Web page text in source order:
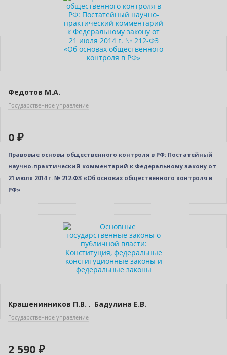
Федотов М.А.
Государственное управление
0 ₽
Правовые основы общественного контроля в РФ: Постатейный
научно-практический комментарий к Федеральному закону от
21 июля 2014 г. № 212-ФЗ «Об основах общественного контроля в
РФ»
Крашенинников П.В. , Бадулина Е.В.
Государственное управление
2 590 ₽